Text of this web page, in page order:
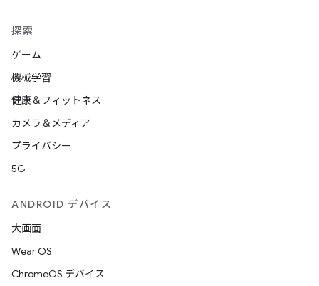
探索
ゲーム
機械学習
健康＆フィットネス
カメラ＆メディア
プライバシー
5G
ANDROID デバイス
大画面
Wear OS
ChromeOS デバイス